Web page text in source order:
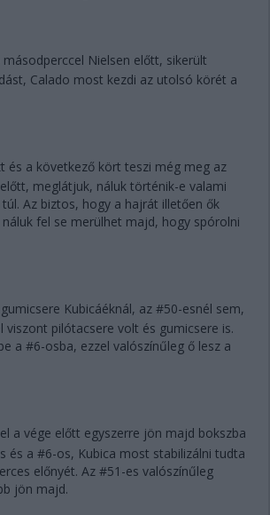
másodperccel Nielsen előtt, sikerült
Calado most kezdi az utolsó körét a
és a következő kört teszi még meg az
meglátjuk, náluk történik-e valami
Az biztos, hogy a hajrát illetően ők
fel se merülhet majd, hogy spórolni
Kubicáéknál, az #50-esnél sem,
viszont pilótacsere volt és gumicsere is.
a #6-osba, ezzel valószínűleg ő lesz a
a vége előtt egyszerre jön majd bokszba
és a #6-os, Kubica most stabilizálni tudta
előnyét. Az #51-es valószínűleg
jön majd.